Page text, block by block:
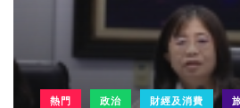
熱門 政治 財經及消費